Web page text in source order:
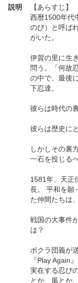
説明
【あらすじ】
西暦1500年代
のび）と呼ば
がいた。
伊賀の里に生
問う。「何故
の中で、最後
下忍達。
彼らは時代の
彼らは歴史に
しかしその裏
一石を投じる
1581年、天正
長。 平和を願
た仲間たちは
戦国の大事件
は？
ボクラ団義が
『Play Again
実在する忍び
とか、風とか